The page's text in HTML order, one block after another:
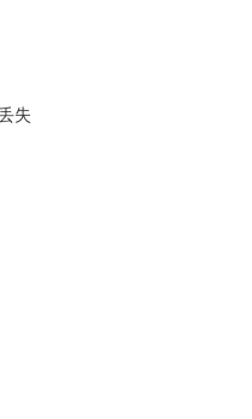
失